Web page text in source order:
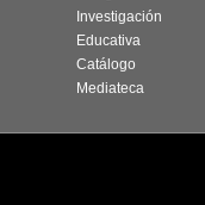
Investigación
Educativa
Catálogo
Mediateca